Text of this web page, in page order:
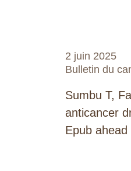
2 juin 2025
Bulletin du
Sumbu T,
anticancer
Epub